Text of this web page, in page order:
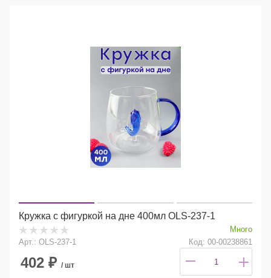
Кружка с фигуркой на дне 400мл OLS-237-1
Много
Арт.: OLS-237-1
Код: 00-00238861
402 ₽ / шт